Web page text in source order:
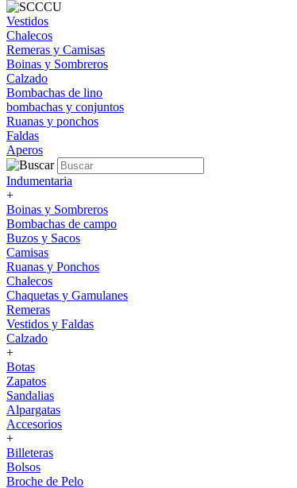
Vestidos
Chalecos
Remeras y Camisas
Boinas y Sombreros
Calzado
Bombachas de lino
bombachas y conjuntos
Ruanas y ponchos
Faldas
Aperos
Indumentaria
+
Boinas y Sombreros
Bombachas de campo
Buzos y Sacos
Camisas
Ruanas y Ponchos
Chalecos
Chaquetas y Gamulanes
Remeras
Vestidos y Faldas
Calzado
+
Botas
Zapatos
Sandalias
Alpargatas
Accesorios
+
Billeteras
Bolsos
Broche de Pelo